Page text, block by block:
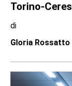
Torino-Ceres
di
Gloria Rossatto